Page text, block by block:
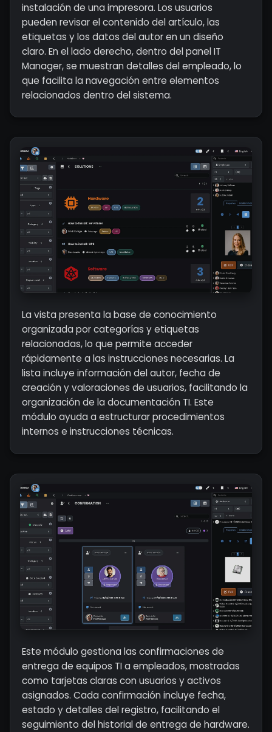
instalación de una impresora. Los usuarios
pueden revisar el contenido del artículo, las
etiquetas y los datos del autor en un diseño
claro. En el lado derecho, dentro del panel IT
Manager, se muestran detalles del empleado, lo
que facilita la navegación entre elementos
relacionados dentro del sistema.
La vista presenta la base de conocimiento
organizada por categorías y etiquetas
relacionadas, lo que permite acceder
rápidamente a las instrucciones necesarias. La
lista incluye información del autor, fecha de
creación y valoraciones de usuarios, facilitando la
organización de la documentación TI. Este
módulo ayuda a estructurar procedimientos
internos e instrucciones técnicas.
Este módulo gestiona las confirmaciones de
entrega de equipos TI a empleados, mostradas
como tarjetas claras con usuarios y activos
asignados. Cada confirmación incluye fecha,
estado y detalles del registro, facilitando el
seguimiento del historial de entrega de hardware.